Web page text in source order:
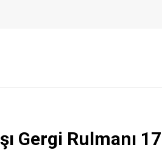
Gergi Rulmanı